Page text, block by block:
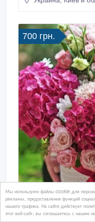
Мы используем файлы cookie для
рекламы, предоставления функций
нашего трафика. На сайте действует
этот веб-сайт, вы соглашаетесь с нашим
https://rozetka.
700 грн.
Букеты и